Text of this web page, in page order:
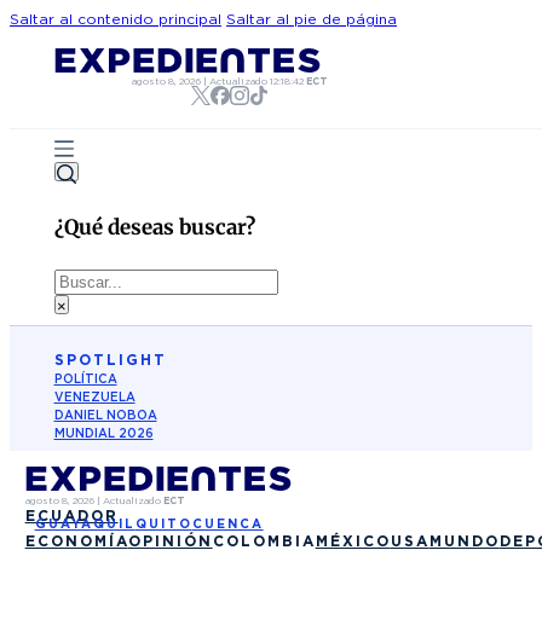
Saltar al contenido principal Saltar al pie de página
agosto 8, 2026 |Actualizado12:18:42 ECT
¿Qué deseas buscar?
Buscar
×
SPOTLIGHT
POLÍTICA
VENEZUELA
DANIEL NOBOA
MUNDIAL 2026
agosto 8, 2026| Actualizado ECT
ECUADOR
GUAYAQUIL QUITO CUENCA
ECONOMÍAOPINIÓN COLOMBIA MÉXICO USA MUNDO